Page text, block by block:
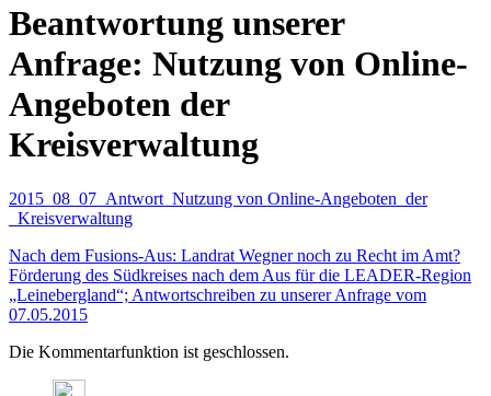
Beantwortung unserer
Anfrage: Nutzung von Online-
Angeboten der
Kreisverwaltung
2015_08_07_Antwort_Nutzung von Online-Angeboten_der
_Kreisverwaltung
Nach dem Fusions-Aus: Landrat Wegner noch zu Recht im Amt?
Förderung des Südkreises nach dem Aus für die LEADER-Region
„Leinebergland“; Antwortschreiben zu unserer Anfrage vom
07.05.2015
Die Kommentarfunktion ist geschlossen.